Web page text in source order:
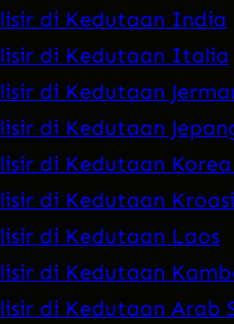
di Kedutaan India
di Kedutaan Italia
di Kedutaan
di Kedutaan
di Kedutaan
di Kedutaan
di Kedutaan Laos
di Kedutaan
di Kedutaan Arab